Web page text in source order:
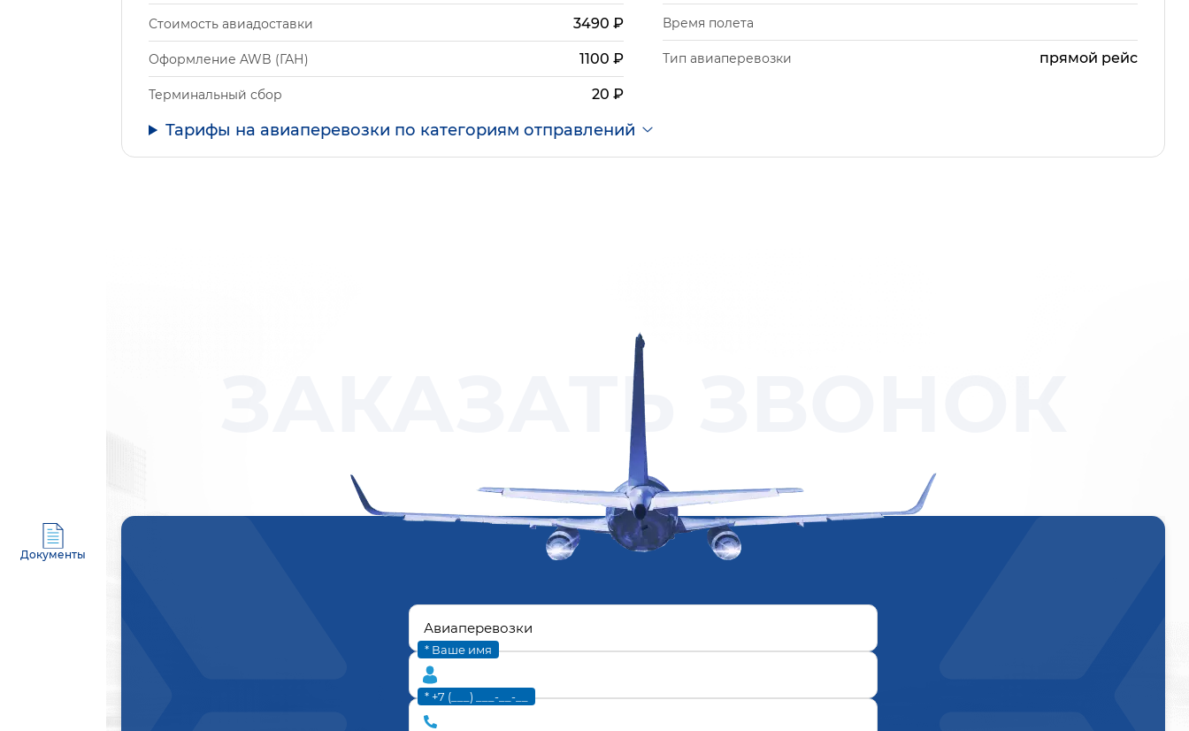
Документы
Стоимость авиадоставки 3490 ₽
Оформление AWB (ГАН) 1100 ₽
Терминальный сбор 20 ₽
Время полета
Тип авиаперевозки прямой рейс
Тарифы на авиаперевозки по категориям отправлений
ЗАКАЗАТЬ ЗВОНОК
* Ваше имя
* +7 (___) ___-__-__